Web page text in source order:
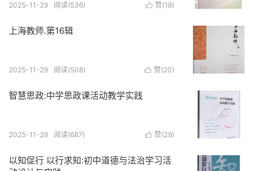
 赞(18)
2025-11-29 阅读(536)
上海教师.第16辑
 赞(20)
2025-11-29 阅读(508)
智慧思政:中学思政课活动教学实践
 赞(29)
2025-11-29 阅读(687)
以知促行 以行求知:初中道德与法治学习活